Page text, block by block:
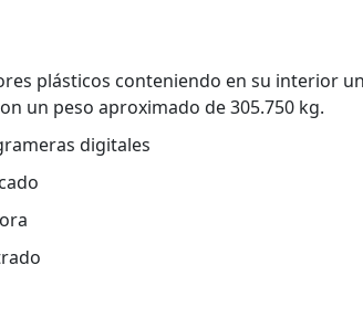
plásticos conteniendo en su interior
un peso aproximado de 305.750 kg.
digitales